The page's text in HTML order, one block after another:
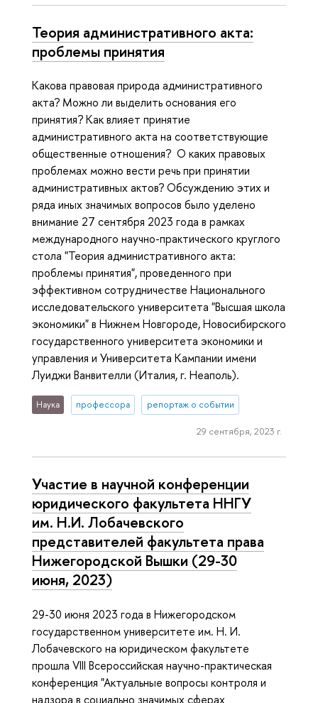
Теория административного акта:
проблемы принятия
Какова правовая природа административного
акта? Можно ли выделить основания его
принятия? Как влияет принятие
административного акта на соответствующие
общественные отношения? О каких правовых
проблемах можно вести речь при принятии
административных актов? Обсуждению этих и
ряда иных значимых вопросов было уделено
внимание 27 сентября 2023 года в рамках
международного научно-практического круглого
стола "Теория административного акта:
проблемы принятия", проведенного при
эффективном сотрудничестве Национального
исследовательского университета "Высшая школа
экономики" в Нижнем Новгороде, Новосибирского
государственного университета экономики и
управления и Университета Кампании имени
Луиджи Ванвителли (Италия, г. Неаполь).
Наука профессора репортаж о событии
29 сентября, 2023 г.
Участие в научной конференции
юридического факультета ННГУ
им. Н.И. Лобачевского
представителей факультета права
Нижегородской Вышки (29-30
июня, 2023)
29-30 июня 2023 года в Нижегородском
государственном университете им. Н. И.
Лобачевского на юридическом факультете
прошла VIII Всероссийская научно-практическая
конференция "Актуальные вопросы контроля и
надзора в социально значимых сферах